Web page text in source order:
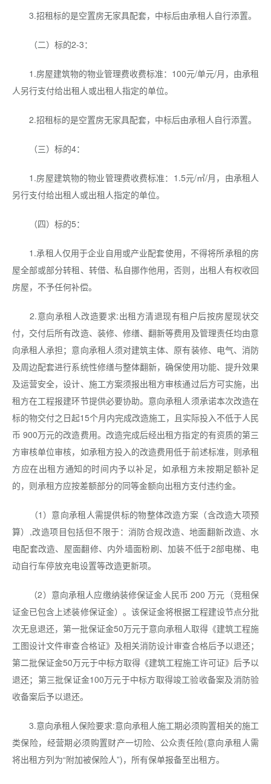
3.招租标的是空置房无家具配套，中标后由承租人自行添置。
（二）标的2-3：
1.房屋建筑物的物业管理费收费标准：100元/单元/月，由承租
人另行支付给出租人或出租人指定的单位。
2.招租标的是空置房无家具配套，中标后由承租人自行添置。
（三）标的4：
1.房屋建筑物的物业管理费收费标准：1.5元/㎡/月，由承租人
另行支付给出租人或出租人指定的单位。
（四）标的5：
1.承租人仅用于企业自用或产业配套使用，不得将所承租的房
屋全部或部分转租、转借、私自挪作他用，否则，出租人有权收回
房屋，不予任何补偿。
2.意向承租人改造要求:出租方清退现有租户后按房屋现状交
付，交付后所有改造、装修、修缮、翻新等费用及管理责任均由意
向承租人承担；意向承租人须对建筑主体、原有装修、电气、消防
及周边配套进行系统性修缮与整体翻新，确保使用功能、提升效果
及运营安全，设计、施工方案须报出租方审核通过后方可实施，出
租方在工程报建环节提供必要协助。意向承租人须承诺本次改造在
标的物交付之日起15个月内完成改造施工，且实际投入不低于人民
币 900万元的改造费用。改造完成后经出租方指定的有资质的第三
方审核单位审核，如承租方投入的改造费用低于前述标准，则承租
方应在出租方通知的时间内予以补足，如承租方未按期足额补足
的，则承租方应按差额部分的同等金额向出租方支付违约金。
（1）意向承租人需提供标的物整体改造方案（含改造大项预
算）,改造项目包括但不限于：消防合规改造、地面翻新改造、水
电配套改造、屋面翻修、内外墙面粉刷、加装不低于2部电梯、电
动自行车停放充电设置等改造更新项。
（2）意向承租人应缴纳装修保证金人民币 200 万元（竞租保
证金已包含上述装修保证金）。该保证金将根据工程建设节点分批
次无息退还，第一批保证金50万元于意向承租人取得《建筑工程施
工图设计文件审查合格证》及相关消防设计审查合格后予以退还；
第二批保证金50万元于中标方取得《建筑工程施工许可证》后予以
退还；第三批保证金100万元于中标方取得竣工验收备案及消防验
收备案后予以退还。
3.意向承租人保险要求:意向承租人施工期必须购置相关的施工
类保险，经营期必须购置财产一切险、公众责任险(意向承租人需
将出租方列为“附加被保险人”)，所有保单报备至出租方。